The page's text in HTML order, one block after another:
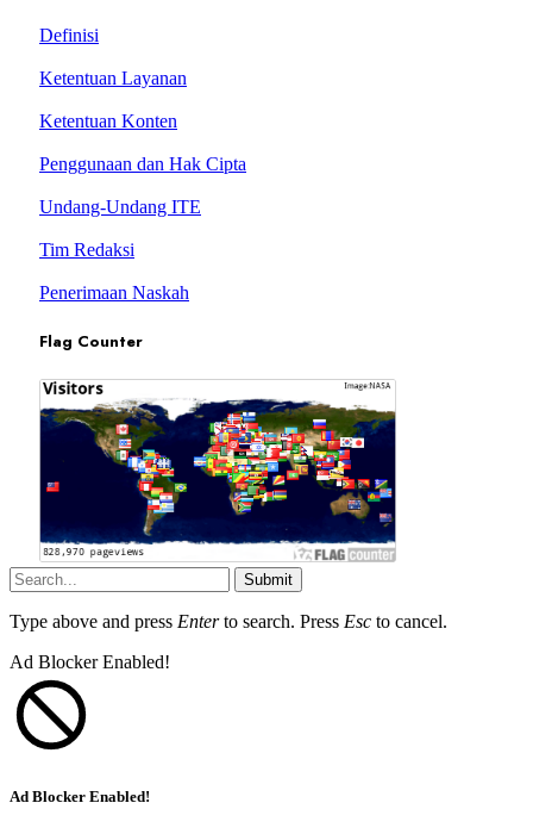
Definisi
Ketentuan Layanan
Ketentuan Konten
Penggunaan dan Hak Cipta
Undang-Undang ITE
Tim Redaksi
Penerimaan Naskah
Flag Counter
Submit
Type above and press Enterto search. Press Esc to cancel.
Ad Blocker Enabled!
Ad Blocker Enabled!